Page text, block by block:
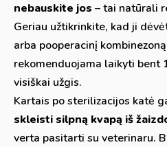
nebauskite jos – tai natūrali
Geriau užtikrinkite, kad ji
arba pooperacinį
rekomenduojama laikyti bent
visiškai užgis.
Kartais po sterilizacijos katė
skleisti silpną kvapą iš
verta pasitarti su veterinaru.